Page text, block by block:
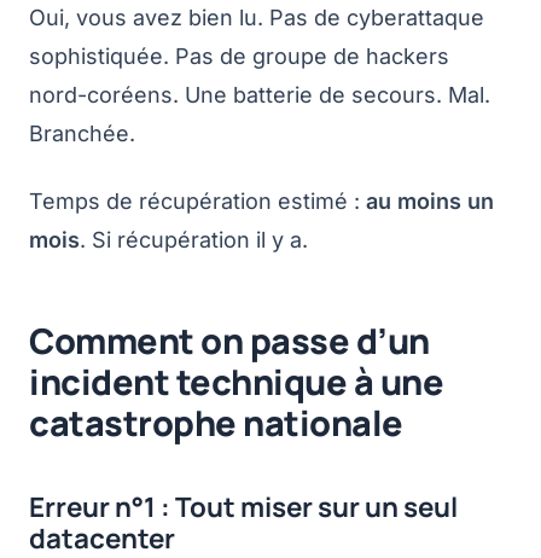
Oui, vous avez bien lu. Pas de cyberattaque
sophistiquée. Pas de groupe de hackers
nord-coréens. Une batterie de secours. Mal.
Branchée.
Temps de récupération estimé : au moins un
mois. Si récupération il y a.
Comment on passe d’un
incident technique à une
catastrophe nationale
Erreur n°1 : Tout miser sur un seul
datacenter